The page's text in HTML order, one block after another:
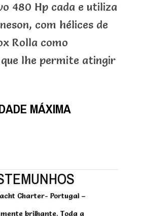
480 Hp cada e utiliza
com hélices de
Rolla como
lhe permite atingir
MÁXIMA
Charter- Portugal –
brilhante. Toda a